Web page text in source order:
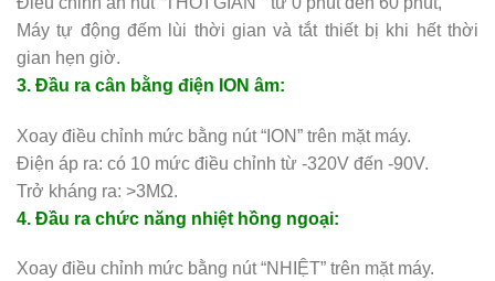
Máy tự động đếm lùi thời gian và tắt thiết bị khi hết thời
gian hẹn giờ.
3. Đầu ra cân bằng điện ION âm:
Xoay điều chỉnh mức bằng nút “ION” trên mặt máy.
Điện áp ra: có 10 mức điều chỉnh từ -320V đến -90V.
Trở kháng ra: >3MΩ.
4. Đầu ra chức năng nhiệt hồng ngoại:
Xoay điều chỉnh mức bằng nút “NHIỆT” trên mặt máy.